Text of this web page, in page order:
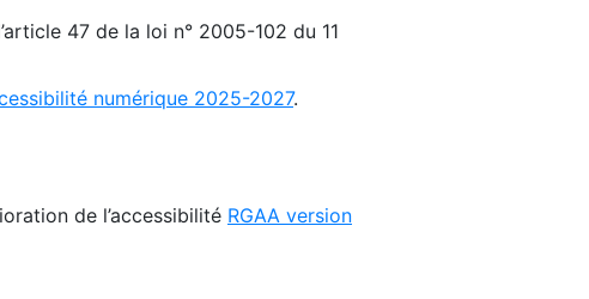
47 de la loi n° 2005-102 du 11
numérique 2025-2027.
de l’accessibilité RGAA version